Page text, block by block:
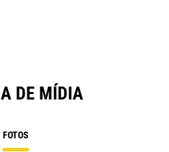
DE MÍDIA
FOTOS